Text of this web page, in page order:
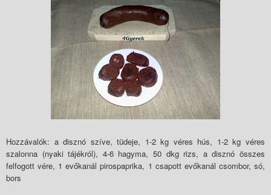
Hozzávalók: a disznó szíve, tüdeje, 1-2 kg véres hús, 1-2 kg véres
szalonna (nyaki tájékról), 4-6 hagyma, 50 dkg rizs, a disznó összes
felfogott vére, 1 evőkanál pirospaprika, 1 csapott evőkanál csombor, só,
bors